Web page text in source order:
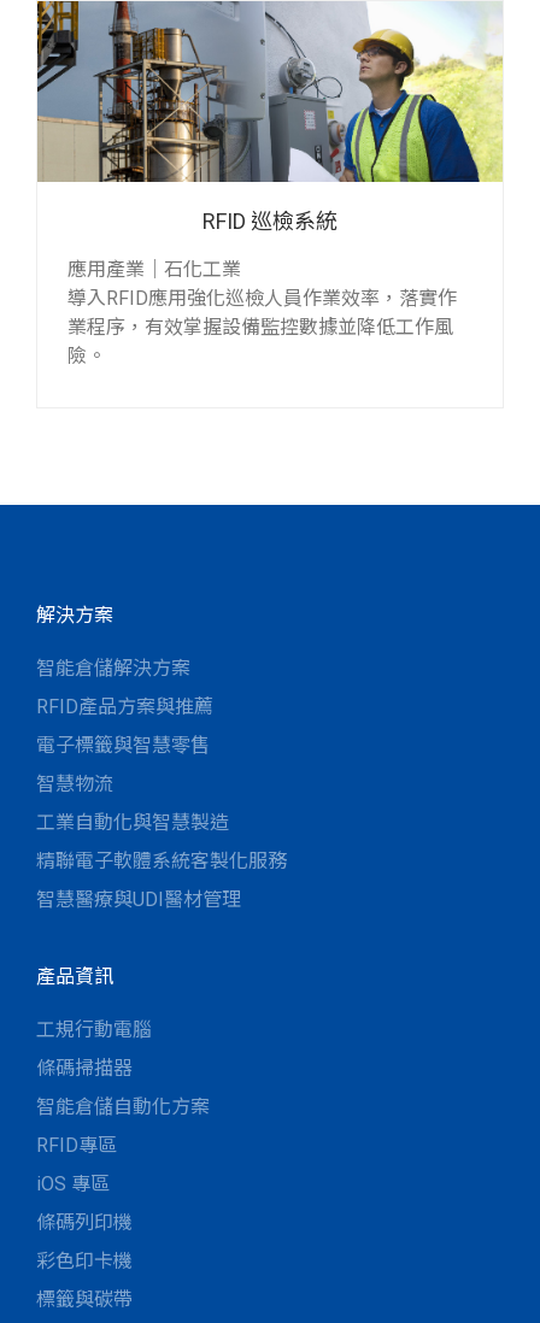
RFID 巡檢系統
應用產業｜石化工業
導入RFID應用強化巡檢人員作業效率，落實作
業程序，有效掌握設備監控數據並降低工作風
險。
解決方案
智能倉儲解決方案
RFID產品方案與推薦
電子標籤與智慧零售
智慧物流
工業自動化與智慧製造
精聯電子軟體系統客製化服務
智慧醫療與UDI醫材管理
產品資訊
工規行動電腦
條碼掃描器
智能倉儲自動化方案
RFID專區
iOS 專區
條碼列印機
彩色印卡機
標籤與碳帶